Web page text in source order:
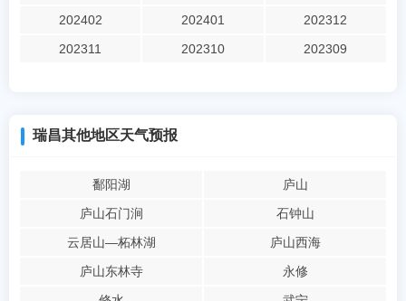
202402
202401
202312
202311
202310 202309
瑞昌其他地区天气预报
鄱阳湖
庐山
庐山石门涧
石钟山
云居山―柘林湖
庐山西海
庐山东林寺
永修